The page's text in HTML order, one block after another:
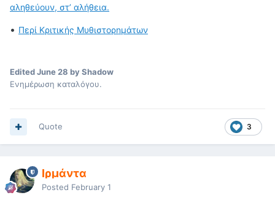
αληθεύουν, στ’ αλήθεια.
• Περί Κριτικής Μυθιστορημάτων
EditedJune 28 by Shadow
Ενημέρωση καταλόγου.
3
Quote
Ιρμάντα
Posted February 1